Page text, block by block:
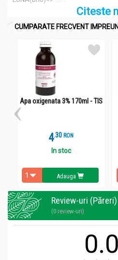
Citeste
CUMPARATE FRECVENT
Apa oxigenata 3% 170ml - TIS
4.3 RON
In stoc
Adauga
Review-uri (Păreri)
(0 review-uri)